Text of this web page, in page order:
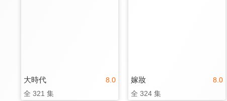
8.0
大時代
全 321 集
8.0
嫁妝
全 324 集